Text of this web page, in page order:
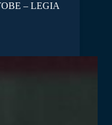
– LEGIA